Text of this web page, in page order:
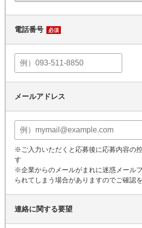
電話番号 必須
メールアドレス
※ご入力いただくと応募後に応募内容の
す
※企業からのメールがまれに迷惑メール
られてしまう場合がありますのでご確認
連絡に関する要望